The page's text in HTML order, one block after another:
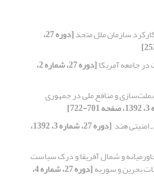
سازمان ملل متحد [دوره 27،
جامعه آمریکا [دوره 27، شماره 2،
و منافع ملی در ‏جمهوری
هند [دوره 27، شماره 3، 1392،
و شمال آفریقا و درک سیاست
بحرین و سوریه [دوره 27، شماره 4،